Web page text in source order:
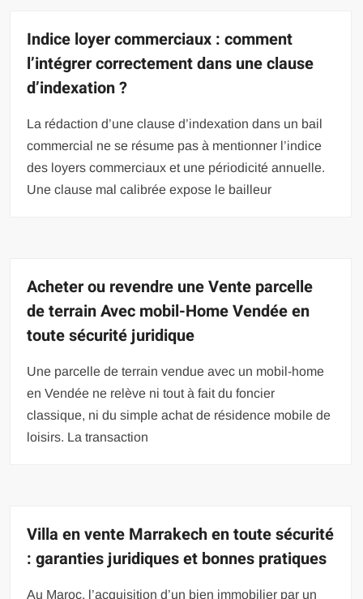
Indice loyer commerciaux : comment
l’intégrer correctement dans une clause
d’indexation ?
La rédaction d’une clause d’indexation dans un bail
commercial ne se résume pas à mentionner l’indice
des loyers commerciaux et une périodicité annuelle.
Une clause mal calibrée expose le bailleur
Acheter ou revendre une Vente parcelle
de terrain Avec mobil-Home Vendée en
toute sécurité juridique
Une parcelle de terrain vendue avec un mobil-home
en Vendée ne relève ni tout à fait du foncier
classique, ni du simple achat de résidence mobile de
loisirs. La transaction
Villa en vente Marrakech en toute sécurité
: garanties juridiques et bonnes pratiques
Au Maroc, l’acquisition d’un bien immobilier par un